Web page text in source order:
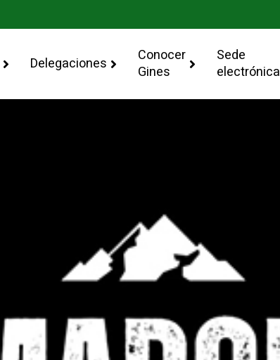
Delegaciones
Conocer
Gines
Sede
electrónica